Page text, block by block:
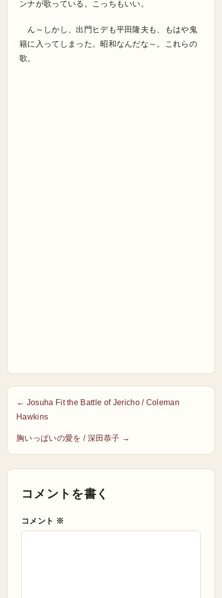
ンナが歌っている。こっちもいい。
ん～しかし、出門ヒデも平田隆夫も、もはや鬼
籍に入ってしまった。昭和なんだな～。これらの
歌。
← Josuha Fit the Battle of Jericho / Coleman
Hawkins
胸いっぱいの愛を / 深田恭子 →
コメントを書く
コメント ※